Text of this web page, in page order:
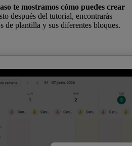
te mostramos cómo puedes crear
después del tutorial, encontrarás
de plantilla y sus diferentes bloques.